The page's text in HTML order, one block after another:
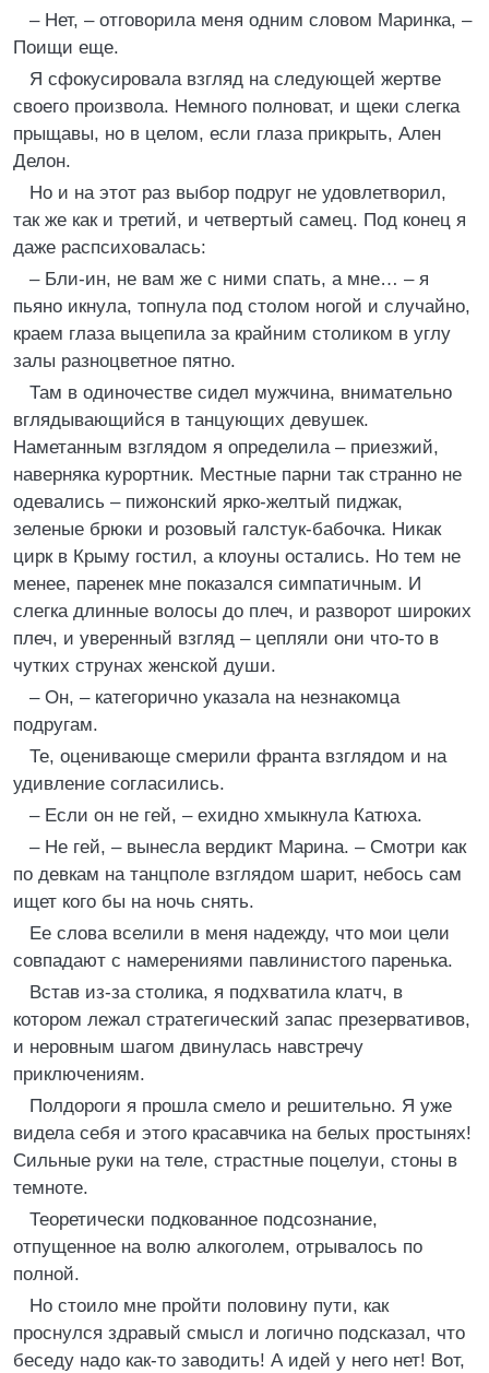
– Нет, – отговорила меня одним словом Маринка, –
Поищи еще.
Я сфокусировала взгляд на следующей жертве
своего произвола. Немного полноват, и щеки слегка
прыщавы, но в целом, если глаза прикрыть, Ален
Делон.
Но и на этот раз выбор подруг не удовлетворил,
так же как и третий, и четвертый самец. Под конец я
даже распсиховалась:
– Бли-ин, не вам же с ними спать, а мне… – я
пьяно икнула, топнула под столом ногой и случайно,
краем глаза выцепила за крайним столиком в углу
залы разноцветное пятно.
Там в одиночестве сидел мужчина, внимательно
вглядывающийся в танцующих девушек.
Наметанным взглядом я определила – приезжий,
наверняка курортник. Местные парни так странно не
одевались – пижонский ярко-желтый пиджак,
зеленые брюки и розовый галстук-бабочка. Никак
цирк в Крыму гостил, а клоуны остались. Но тем не
менее, паренек мне показался симпатичным. И
слегка длинные волосы до плеч, и разворот широких
плеч, и уверенный взгляд – цепляли они что-то в
чутких струнах женской души.
– Он, – категорично указала на незнакомца
подругам.
Те, оценивающе смерили франта взглядом и на
удивление согласились.
– Если он не гей, – ехидно хмыкнула Катюха.
– Не гей, – вынесла вердикт Марина. – Смотри как
по девкам на танцполе взглядом шарит, небось сам
ищет кого бы на ночь снять.
Ее слова вселили в меня надежду, что мои цели
совпадают с намерениями павлинистого паренька.
Встав из-за столика, я подхватила клатч, в
котором лежал стратегический запас презервативов,
и неровным шагом двинулась навстречу
приключениям.
Полдороги я прошла смело и решительно. Я уже
видела себя и этого красавчика на белых простынях!
Сильные руки на теле, страстные поцелуи, стоны в
темноте.
Теоретически подкованное подсознание,
отпущенное на волю алкоголем, отрывалось по
полной.
Но стоило мне пройти половину пути, как
проснулся здравый смысл и логично подсказал, что
беседу надо как-то заводить! А идей у него нет! Вот,